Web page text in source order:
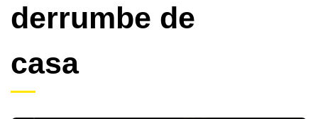
derrumbe de
casa